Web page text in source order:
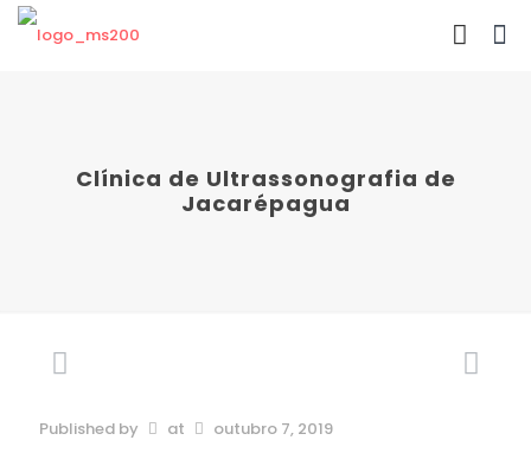
Clínica de Ultrassonografia de
Jacarépagua
Published by at outubro 7, 2019